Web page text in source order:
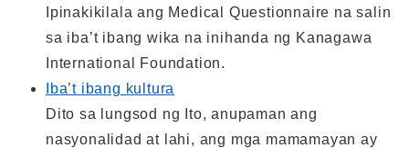
Ipinakikilala ang Medical Questionnaire na salin
sa iba’t ibang wika na inihanda ng Kanagawa
International Foundation.
Iba’t ibang kultura
Dito sa lungsod ng Ito, anupaman ang
nasyonalidad at lahi, ang mga mamamayan ay